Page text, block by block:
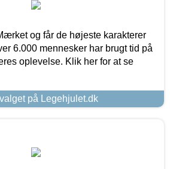
og får de højeste karakterer
6.000 mennesker har brugt tid på
oplevelse. Klik her for at se
på Legehjulet.dk